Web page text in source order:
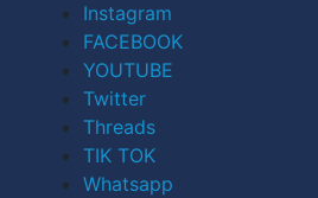
Instagram
FACEBOOK
YOUTUBE
Twitter
Threads
TIK TOK
Whatsapp